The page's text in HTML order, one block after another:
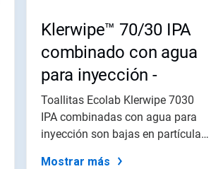
Klerwipe™ 70/30 IPA
combinado con agua
para inyección -
Toallitas estériles
(poliéster y celulosa)
Toallitas Ecolab Klerwipe 7030
IPA combinadas con agua para
inyección son bajas en partículas,
Mostrar más